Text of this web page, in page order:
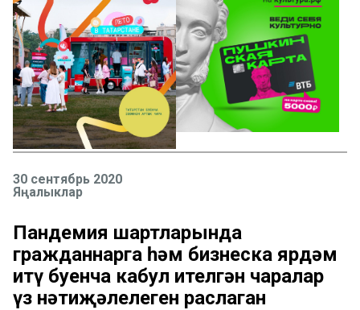
30 сентябрь 2020
Яңалыклар
Пандемия шартларында
гражданнарга һәм бизнеска ярдәм
итү буенча кабул ителгән чаралар
үз нәтиҗәлелеген раслаган